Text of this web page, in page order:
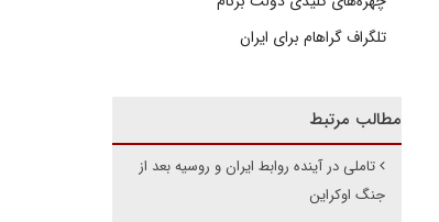
تلگراف گراهام برای ایران
مطالب مرتبط
تاملی در آینده روابط ایران و روسیه بعد از
جنگ اوکراین